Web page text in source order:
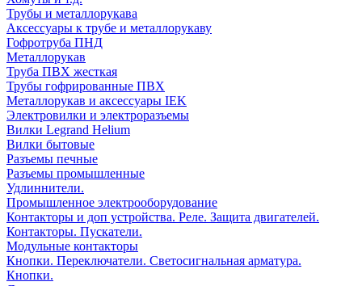
Трубы и металлорукава
Аксессуары к трубе и металлорукаву
Гофротруба ПНД
Металлорукав
Труба ПВХ жесткая
Трубы гофрированные ПВХ
Металлорукав и аксессуары IEK
Электровилки и электроразъемы
Вилки Legrand Helium
Вилки бытовые
Разъемы печные
Разъемы промышленные
Удлиннители.
Промышленное электрооборудование
Контакторы и доп устройства. Реле. Защита двигателей.
Контакторы. Пускатели.
Модульные контакторы
Кнопки. Переключатели. Светосигнальная арматура.
Кнопки.